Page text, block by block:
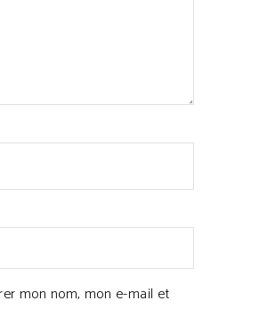
mon nom, mon e-mail et